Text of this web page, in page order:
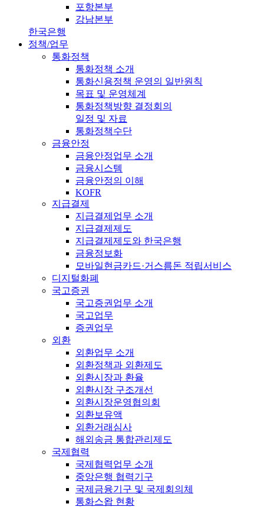
포항본부
강남본부
한국은행
정책/업무
통화정책
통화정책 소개
통화신용정책 운영의 일반원칙
목표 및 운영체계
통화정책방향 결정회의
일정 및 자료
통화정책수단
금융안정
금융안정업무 소개
금융시스템
금융안정의 이해
KOFR
지급결제
지급결제업무 소개
지급결제제도
지급결제제도와 한국은행
금융정보화
모바일현금카드·거스름돈 적립서비스
디지털화폐
국고증권
국고증권업무 소개
국고업무
증권업무
외환
외환업무 소개
외환정책과 외환제도
외환시장과 환율
외환시장 구조개선
외환시장운영협의회
외환보유액
외환거래심사
해외송금 통합관리제도
국제협력
국제협력업무 소개
중앙은행 협력기구
국제금융기구 및 국제회의체
통화스왑 현황